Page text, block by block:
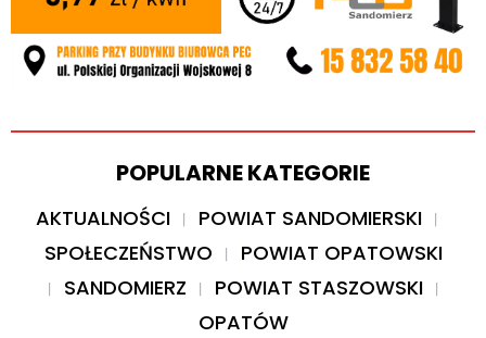
POPULARNE KATEGORIE
AKTUALNOŚCI
POWIAT SANDOMIERSKI
SPOŁECZEŃSTWO
POWIAT OPATOWSKI
SANDOMIERZ
POWIAT STASZOWSKI
OPATÓW